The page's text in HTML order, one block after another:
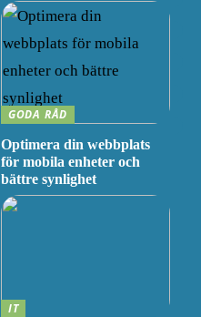
GODA RÅD
Optimera din webbplats
för mobila enheter och
bättre synlighet
IT